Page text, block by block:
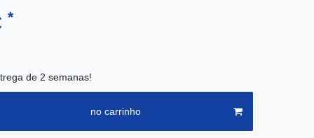
*
de 2 semanas!
no carrinho